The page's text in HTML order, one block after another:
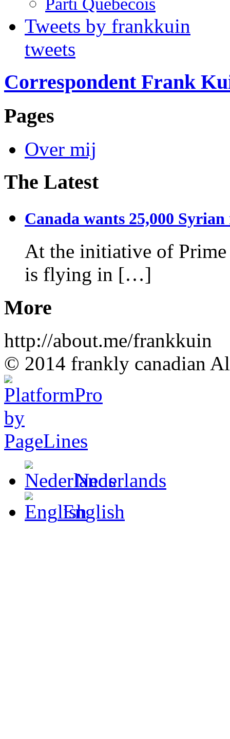
Tweets by frankkuin
tweets
Correspondent Frank
Pages
Over mij
The Latest
Canada wants 25,000 Syrian
At the initiative of Prime
is flying in […]
More
http://about.me/frankkuin
© 2014 frankly canadian
Nederlands
English